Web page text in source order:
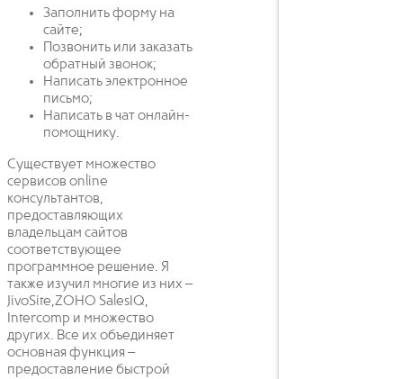
Заполнить форму на
сайте;
Позвонить или заказать
обратный звонок;
Написать электронное
письмо;
Написать в чат онлайн-
помощнику.
Существует множество
сервисов online
консультантов,
предоставляющих
владельцам сайтов
соответствующее
программное решение. Я
также изучил многие из них –
JivoSite,ZOHO SalesIQ,
Intercomp и множество
других. Все их объединяет
основная функция –
предоставление быстрой